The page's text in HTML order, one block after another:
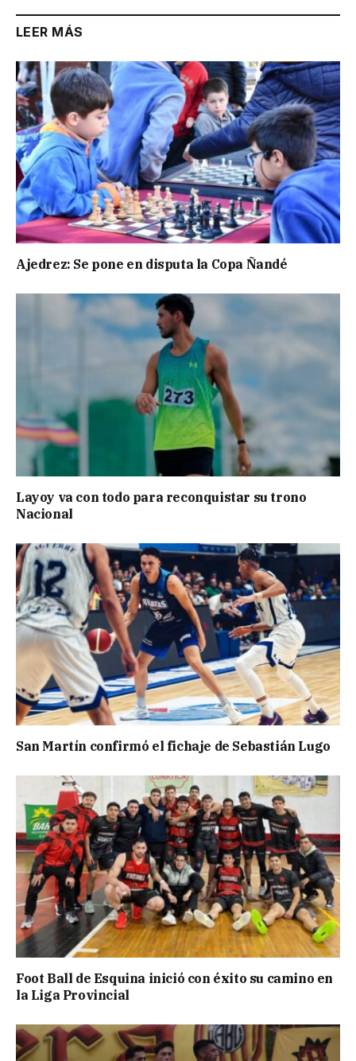
LEER MÁS
Ajedrez: Se pone en disputa la Copa Ñandé
Layoy va con todo para reconquistar su trono
Nacional
San Martín confirmó el fichaje de Sebastián Lugo
Foot Ball de Esquina inició con éxito su camino en
la Liga Provincial